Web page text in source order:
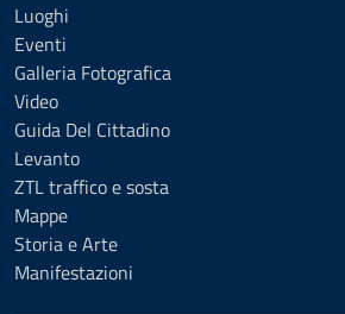
Luoghi
Eventi
Galleria Fotografica
Video
Guida Del Cittadino
Levanto
ZTL traffico e sosta
Mappe
Storia e Arte
Manifestazioni